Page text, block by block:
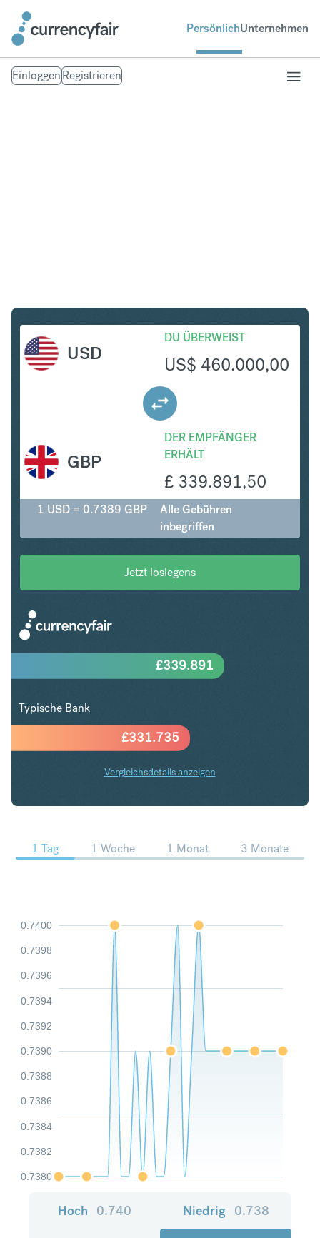
PersönlichUnternehmen
EinloggenRegistrieren
USD
DU ÜBERWEIST
US$ 460.000,00
DER EMPFÄNGER
ERHÄLT
£ 339.891,50
GBP
1 USD = 0.7389 GBP
Alle Gebühren
inbegriffen
Jetzt loslegens
£331.735
£339.891
Typische Bank
Vergleichsdetails anzeigen
USD in GBP Trends
1 Tag 1 Woche 1 Monat 3 Monate
0.7380
0.7382
0.7384
0.7386
0.7388
0.7390
0.7392
0.7394
0.7396
0.7398
0.7400
Hoch 0.740 Niedrig 0.738